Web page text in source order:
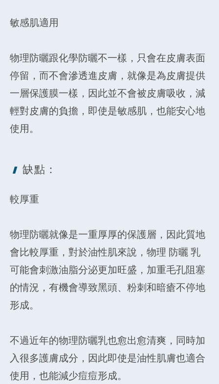
敏感肌適用
物理防曬跟化學防曬不一樣，只會在皮膚表面
停留，而不會滲透進皮膚，就像是為皮膚提供
一層保護膜一樣，因此並不會被皮膚吸收，減
輕對皮膚的負擔，即使是敏感肌，也能安心地
使用。
缺點：
較厚重
物理防曬就像是一重厚厚的保護層，因此質地
會比較厚重，對於油性肌來說，物理 防曬 乳
可能會刺激油脂分泌更加旺盛，加重毛孔阻塞
的情況，有機會導致黑頭、粉刺和暗瘡不停地
形成。
不過近年的物理防曬乳也愈出愈清爽，同時加
入很多護膚成分，因此即使是油性肌膚也適合
使用，也能減少痘痘形成。